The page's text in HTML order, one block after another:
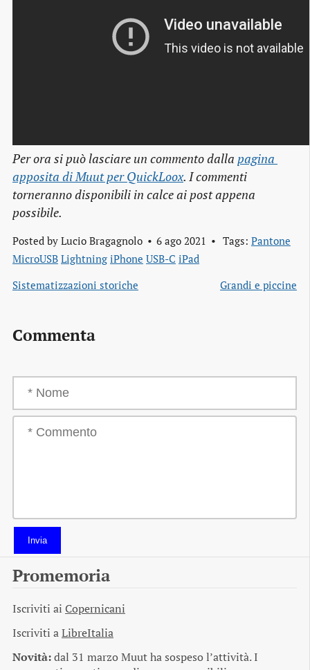
Per ora si può lasciare un commento dalla pagina
apposita di Muut per QuickLoox. I commenti
torneranno disponibili in calce ai post appena
possibile.
Posted by Lucio Bragagnolo 6 ago 2021 Tags: Pantone
MicroUSB Lightning iPhone USB-C iPad
Sistematizzazioni storiche
Grandi e piccine
Commenta
Invia
Promemoria
Iscriviti ai Copernicani
Iscriviti aLibreItalia
Novità:dal 31 marzo Muut ha sospeso l’attività. I